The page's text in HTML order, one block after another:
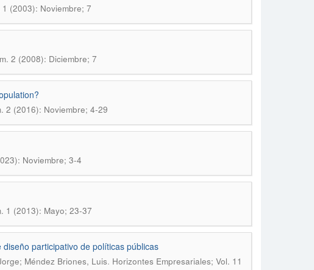
(2003): Noviembre; 7
2 (2008): Diciembre; 7
2 (2016): Noviembre; 4-29
Noviembre; 3-4
1 (2013): Mayo; 23-37
participativo de políticas públicas
Méndez Briones, Luis. Horizontes Empresariales; Vol. 11